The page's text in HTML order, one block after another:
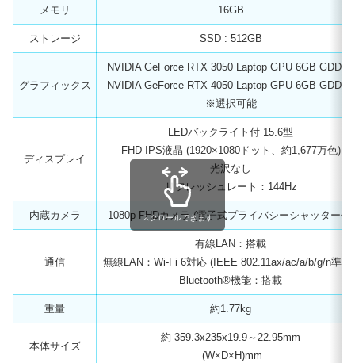
メモリ 16GB
ストレージ SSD : 512GB
グラフィックス
NVIDIA GeForce RTX 3050 Laptop GPU 6GB GDDR6
NVIDIA GeForce RTX 4050 Laptop GPU 6GB GDDR6
※選択可能
ディスプレイ
LEDバックライト付 15.6型
FHD IPS液晶 (1920×1080ドット、約1,677万色)
光沢なし
リフレッシュレート：144Hz
内蔵カメラ 1080p FHDカメラ (電子式プライバシーシャッター付)
通信
有線LAN：搭載
無線LAN：Wi-Fi 6対応 (IEEE 802.11ax/ac/a/b/g/n準
Bluetooth®機能：搭載
重量 約1.77kg
本体サイズ
約 359.3x235x19.9～22.95mm
(W×D×H)mm
スクロールできます